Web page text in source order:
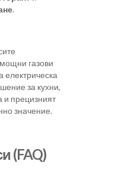
.
газови
за кухни,
и прецизният
значение.
(FAQ)